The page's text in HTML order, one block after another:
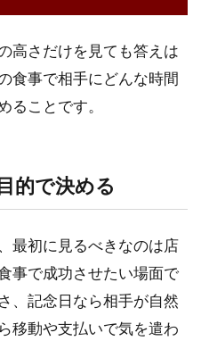
高さだけを見ても答えは
食事で相手にどんな時間
ることです。
的で決める
最初に見るべきなのは店
事で成功させたい場面で
、記念日なら相手が自然
移動や支払いで気を遣わ